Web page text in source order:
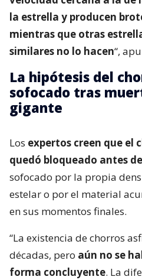
la estrella y producen
mientras que otras
similares no lo hacen“,
La hipótesis del
sofocado tras
gigante
Los expertos creen que el
quedó bloqueado antes
sofocado por la propia
estelar o por el material
en sus momentos finales.
“La existencia de chorros
décadas, pero aún no se
forma concluyente. La